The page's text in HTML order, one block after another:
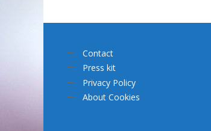
Contact
Press kit
Privacy Policy
About Cookies